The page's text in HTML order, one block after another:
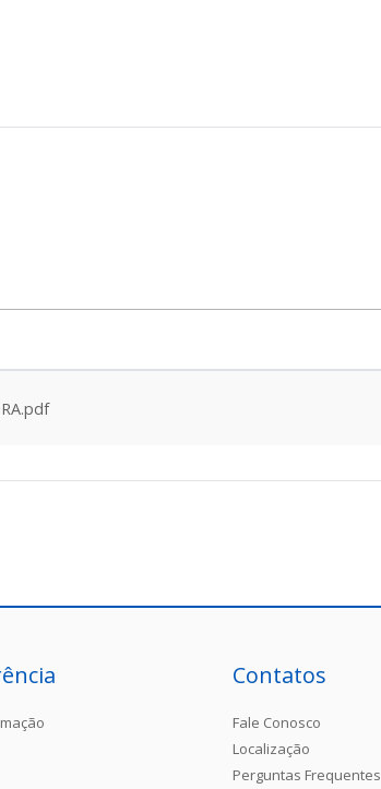
Contatos
Fale Conosco
Localização
Perguntas Frequentes